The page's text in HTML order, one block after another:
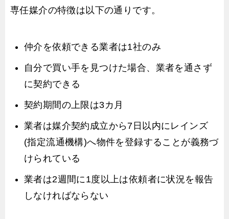
専任媒介の特徴は以下の通りです。
仲介を依頼できる業者は1社のみ
自分で買い手を見つけた場合、業者を通さず
に契約できる
契約期間の上限は3カ月
業者は媒介契約成立から7日以内にレインズ
(指定流通機構)へ物件を登録することが義務づ
けられている
業者は2週間に1度以上は依頼者に状況を報告
しなければならない